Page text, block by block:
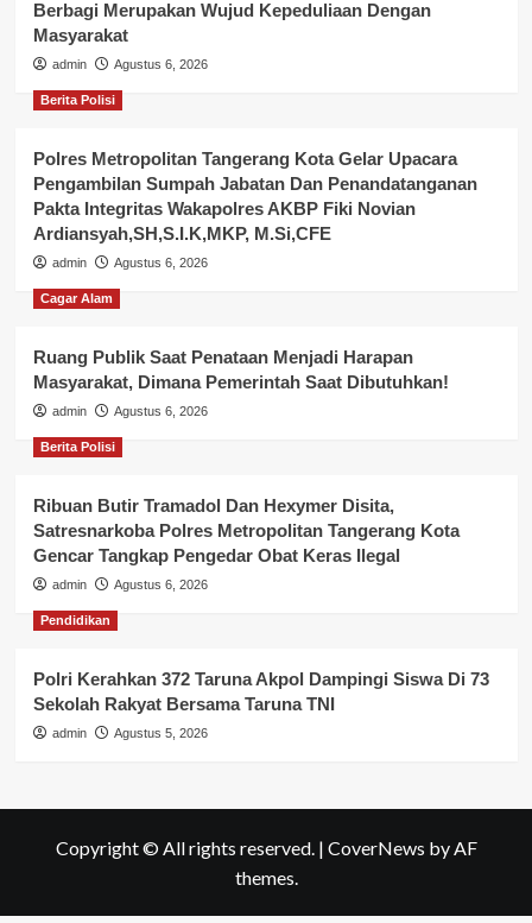
Berbagi Merupakan Wujud Kepeduliaan Dengan
Masyarakat
admin Agustus 6, 2026
Berita Polisi
Polres Metropolitan Tangerang Kota Gelar Upacara
Pengambilan Sumpah Jabatan Dan Penandatanganan
Pakta Integritas Wakapolres AKBP Fiki Novian
Ardiansyah,SH,S.I.K,MKP, M.Si,CFE
admin Agustus 6, 2026
Cagar Alam
Ruang Publik Saat Penataan Menjadi Harapan
Masyarakat, Dimana Pemerintah Saat Dibutuhkan!
admin Agustus 6, 2026
Berita Polisi
Ribuan Butir Tramadol Dan Hexymer Disita,
Satresnarkoba Polres Metropolitan Tangerang Kota
Gencar Tangkap Pengedar Obat Keras Ilegal
admin Agustus 6, 2026
Pendidikan
Polri Kerahkan 372 Taruna Akpol Dampingi Siswa Di 73
Sekolah Rakyat Bersama Taruna TNI
admin Agustus 5, 2026
Copyright © All rights reserved. | CoverNews by AF
themes.